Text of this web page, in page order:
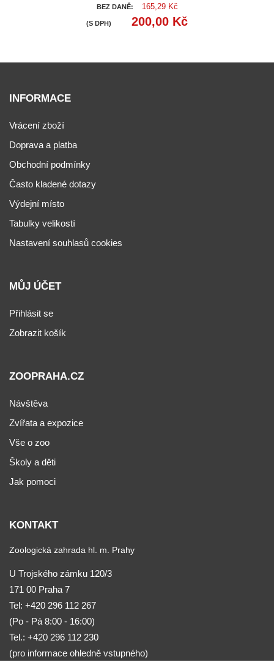
BEZ DANĚ: 165,29 Kč
(S DPH) 200,00 Kč
INFORMACE
Vrácení zboží
Doprava a platba
Obchodní podmínky
Často kladené dotazy
Výdejní místo
Tabulky velikostí
Nastavení souhlasů cookies
MŮJ ÚČET
Přihlásit se
Zobrazit košík
ZOOPRAHA.CZ
Návštěva
Zvířata a expozice
Vše o zoo
Školy a děti
Jak pomoci
KONTAKT
Zoologická zahrada hl. m. Prahy
U Trojského zámku 120/3
171 00 Praha 7
Tel: +420 296 112 267
(Po - Pá 8:00 - 16:00)
Tel.: +420 296 112 230
(pro informace ohledně vstupného)